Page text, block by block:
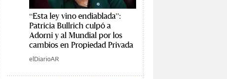
“Esta ley vino endiablada”:
Patricia Bullrich culpó a
Adorni y al Mundial por los
cambios en Propiedad Privada
elDiarioAR